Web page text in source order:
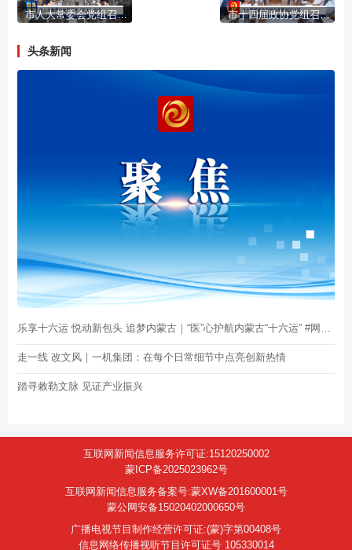
市人大常委会党组召开(扩大)会议 市十四届政协党组召开第95次会议
头条新闻
乐享十六运 悦动新包头 追梦内蒙古｜“医”心护航内蒙古“十六运” #网聚正能量·为包头加油
走一线 改文风｜一机集团：在每个日常细节中点亮创新热情
踏寻敕勒文脉 见证产业振兴
互联网新闻信息服务许可证:15120250002
蒙ICP备2025023962号
互联网新闻信息服务备案号:蒙XW备201600001号
蒙公网安备15020402000650号
广播电视节目制作经营许可证:(蒙)字第00408号
信息网络传播视听节目许可证号 105330014